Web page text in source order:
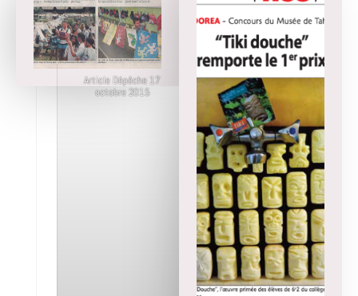
Article Dépêche 17
octobre 2015